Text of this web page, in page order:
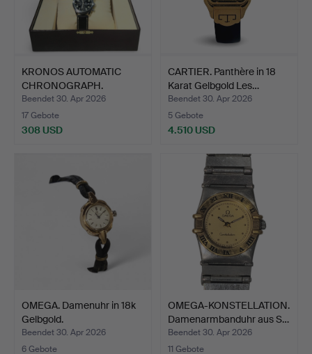
KRONOS AUTOMATIC
CHRONOGRAPH.
Armbanduhr R…
Beendet 30. Apr 2026
17 Gebote
308 USD
CARTIER. Panthère in 18
Karat Gelbgold Les…
Beendet 30. Apr 2026
5 Gebote
4.510 USD
OMEGA. Damenuhr in 18k
Gelbgold.
Beendet 30. Apr 2026
6 Gebote
OMEGA-KONSTELLATION.
Damenarmbanduhr aus S…
Beendet 30. Apr 2026
11 Gebote